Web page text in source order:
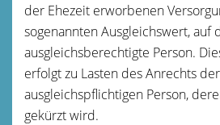
der Ehezeit erworbenen
sogenannten Ausgleichswert, auf
ausgleichsberechtigte Person.
erfolgt zu Lasten des Anrechts der
ausgleichspflichtigen Person,
gekürzt wird.